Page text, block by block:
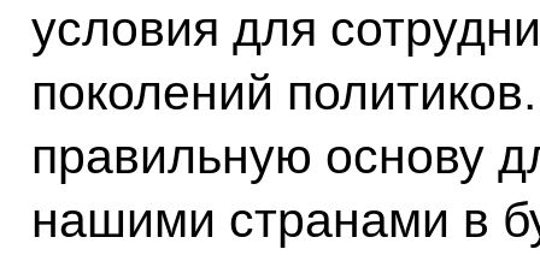
условия для
поколений
правильную основу
нашими странами в